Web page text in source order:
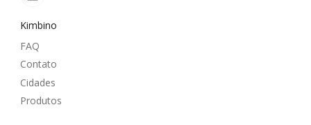
Kimbino
FAQ
Contato
Cidades
Produtos